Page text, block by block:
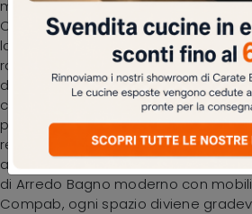
modello Mobile Bagno da appoggio
Compab in laccato opaco qui
locale all'insegna di creatività e
raffinatezza. Oggigiorno il bagno
di servizio, anzi al suo arredo viene
cura dei restanti locali di casa. Il
presenta arredi per il bagno di ogni
rendere l’arredo del locale
agibile e versatile. Grazie alla vasta
di Arredo Bagno moderno con
Compab, ogni spazio diviene